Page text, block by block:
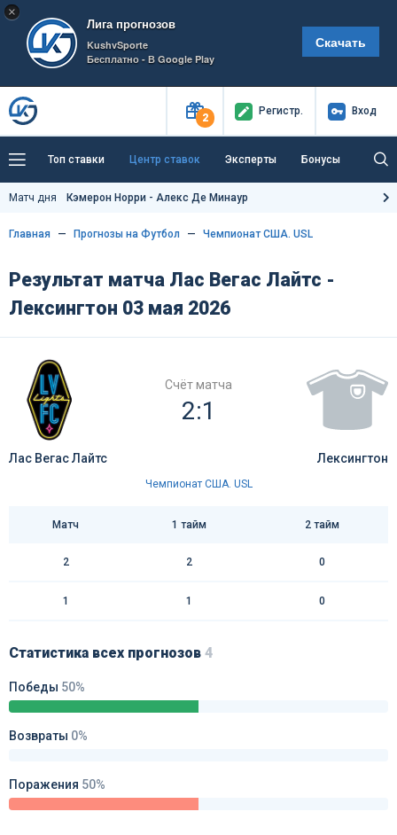
×
Лига прогнозов
KushvSporte
Бесплатно - В Google Play
Скачать
2
Регистр. Вход
Топ ставки Центр ставок Эксперты Бонусы
Тренды Букмекеры Пресс-центр
Как тут заработать?
Матч дня Кэмерон Норри - Алекс Де Минаур
Главная Прогнозы на Футбол Чемпионат США. USL
Результат матча Лас Вегас Лайтс -
Лексингтон 03 мая 2026
Счёт матча
2:1
Лас Вегас Лайтс Лексингтон
Чемпионат США. USL
Матч 1 тайм 2 тайм
2 2 0
1 1 0
Статистика всех прогнозов 4
Победы 50%
Возвраты 0%
Поражения 50%